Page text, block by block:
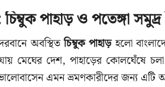
চিম্বুক পাহাড় ও পতেঙ্গা
অবস্থিতচিম্বুক পাহাড়হলো
মেঘের দেশ, পাহাড়ের কোলঘেঁষে
এমন ভ্রমণকারীদের জন্য এটি